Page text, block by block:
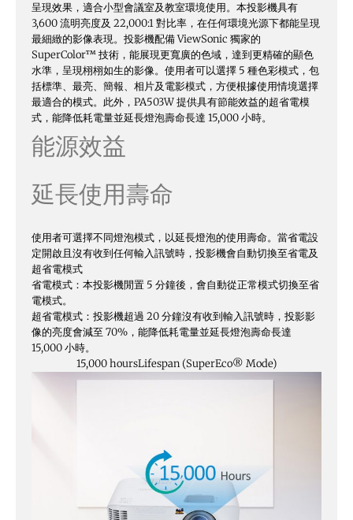
呈現效果，適合小型會議室及教室環境使用。本投影機具有
3,600 流明亮度及 22,000:1 對比率，在任何環境光源下都能呈現
最細緻的影像表現。投影機配備 ViewSonic 獨家的
SuperColor™ 技術，能展現更寬廣的色域，達到更精確的顯色
水準，呈現栩栩如生的影像。使用者可以選擇 5 種色彩模式，包
括標準、最亮、簡報、相片及電影模式，方便根據使用情境選擇
最適合的模式。此外，PA503W 提供具有節能效益的超省電模
式，能降低耗電量並延長燈泡壽命長達 15,000 小時。
能源效益
延長使用壽命
使用者可選擇不同燈泡模式，以延長燈泡的使用壽命。當省電設
定開啟且沒有收到任何輸入訊號時，投影機會自動切換至省電及
超省電模式
省電模式：本投影機閒置 5 分鐘後，會自動從正常模式切換至省
電模式。
超省電模式：投影機超過 20 分鐘沒有收到輸入訊號時，投影影
像的亮度會減至 70%，能降低耗電量並延長燈泡壽命長達
15,000 小時。
15,000 hoursLifespan (SuperEco® Mode)